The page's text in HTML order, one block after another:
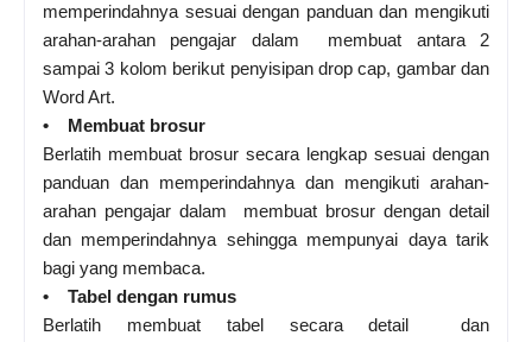
memperindahnya sesuai dengan panduan dan mengikuti
arahan-arahan pengajar dalam membuat antara 2
sampai 3 kolom berikut penyisipan drop cap, gambar dan
Word Art.
• Membuat brosur
Berlatih membuat brosur secara lengkap sesuai dengan
panduan dan memperindahnya dan mengikuti arahan-
arahan pengajar dalam membuat brosur dengan detail
dan memperindahnya sehingga mempunyai daya tarik
bagi yang membaca.
• Tabel dengan rumus
Berlatih membuat tabel secara detail dan